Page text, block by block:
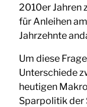
2010er Jahren
für Anleihen
Jahrzehnte
Um diese
Unterschiede
heutigen
Sparpolitik der